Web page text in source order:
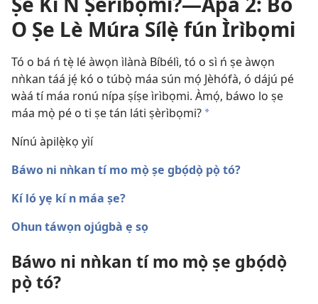
O Ṣe Lè Múra Sílẹ̀ fún Ìrìbọmi
Tó o bá ń tẹ̀ lé àwọn ìlànà Bíbélì, tó o sì ń ṣe àwọn
nǹkan táá jẹ́ kó o túbọ̀ máa sún mọ́ Jèhófà, ó dájú pé
wàá tí máa ronú nípa ṣíṣe ìrìbọmi. Àmọ́, báwo lo ṣe
máa mọ̀ pé o ti ṣe tán láti ṣèrìbọmi? a
Nínú àpilẹ̀kọ yìí
Báwo ni nǹkan tí mo mọ̀ ṣe gbọ́dọ̀ pọ̀ tó?
Kí ló yẹ kí n máa ṣe?
Ohun táwọn ojúgbà ẹ sọ
Báwo ni nǹkan tí mo mọ̀ ṣe gbọ́dọ̀
pọ̀ tó?